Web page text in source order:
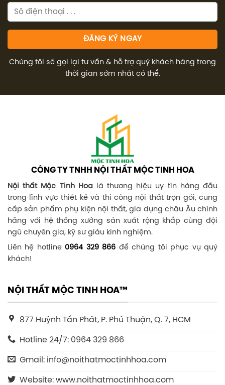
Chúng tôi sẽ gọi lại tư vấn & hỗ trợ quý khách hàng trong
thời gian sớm nhất có thể.
CÔNG TY TNHH NỘI THẤT MỘC TINH HOA
Nội thất Mộc Tinh Hoalà thương hiệu uy tín hàng đầu
trong lĩnh vực thiết kế và thi công nội thất trọn gói, cung
cấp sản phẩm phụ kiện nội thất, gia dụng châu Âu chính
hãng với hệ thống xưởng sản xuất rộng khắp cùng đội
ngũ chuyên gia, kỹ sư giàu kinh nghiệm.
Liên hệ hotline 0964 329 866 để chúng tôi phục vụ quý
khách!
NỘI THẤT MỘC TINH HOA™
877 Huỳnh Tấn Phát, P. Phú Thuận, Q. 7, HCM
Hotline 24/7: 0964 329 866
Gmail: info@noithatmoctinhhoa.com
Website: www.noithatmoctinhhoa.com